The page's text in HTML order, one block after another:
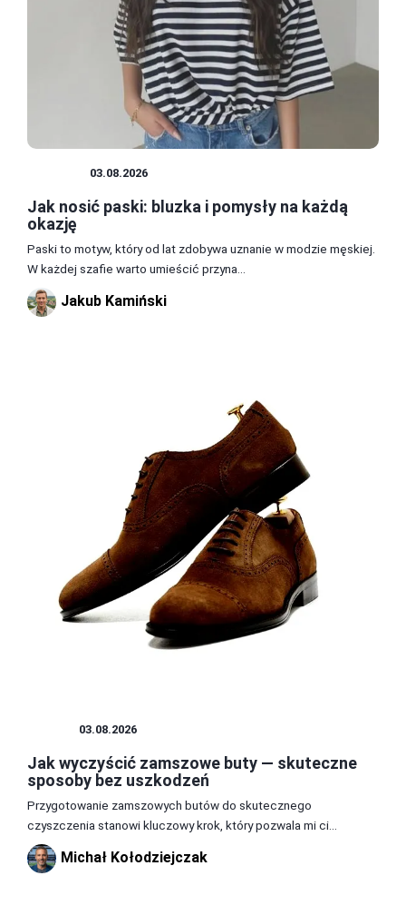
03.08.2026
Jak nosić paski: bluzka i pomysły na każdą
okazję
Paski to motyw, który od lat zdobywa uznanie w modzie męskiej.
W każdej szafie warto umieścić przyna...
Jakub Kamiński
03.08.2026
Jak wyczyścić zamszowe buty — skuteczne
sposoby bez uszkodzeń
Przygotowanie zamszowych butów do skutecznego
czyszczenia stanowi kluczowy krok, który pozwala mi ci...
Michał Kołodziejczak